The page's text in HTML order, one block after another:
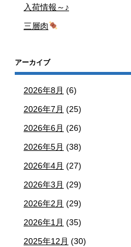
入荷情報～♪
三層肉
アーカイブ
2026年8月 (6)
2026年7月 (25)
2026年6月 (26)
2026年5月 (38)
2026年4月 (27)
2026年3月 (29)
2026年2月 (29)
2026年1月 (35)
2025年12月 (30)